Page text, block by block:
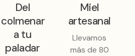
Del
colmenar
a tu
paladar
Miel
artesanal
Llevamos
más de 80